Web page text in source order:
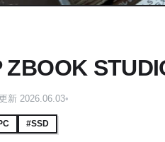
ZBOOK
更新 2026.06.03•
#SSD